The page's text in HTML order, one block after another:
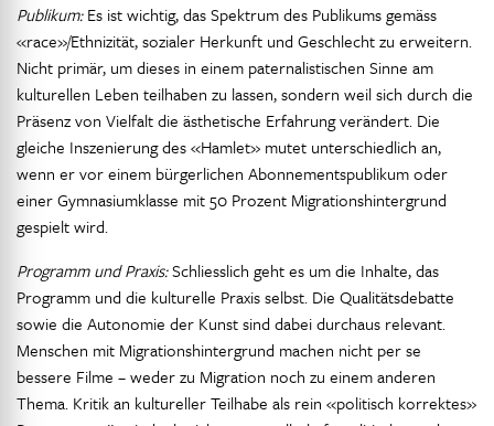
Publikum:Es ist wichtig, das Spektrum des Publikums gemäss
«race»/Ethnizität, sozialer Herkunft und Geschlecht zu erweitern.
Nicht primär, um dieses in einem paternalistischen Sinne am
kulturellen Leben teilhaben zu lassen, sondern weil sich durch die
Präsenz von Vielfalt die ästhetische Erfahrung verändert. Die
gleiche Inszenierung des «Hamlet» mutet unterschiedlich an,
wenn er vor einem bürgerlichen Abonnementspublikum oder
einer Gymnasiumklasse mit 50 Prozent Migrationshintergrund
gespielt wird.
Programm und Praxis:Schliesslich geht es um die Inhalte, das
Programm und die kulturelle Praxis selbst. Die Qualitätsdebatte
sowie die Autonomie der Kunst sind dabei durchaus relevant.
Menschen mit Migrationshintergrund machen nicht per se
bessere Filme – weder zu Migration noch zu einem anderen
Thema. Kritik an kultureller Teilhabe als rein «politisch korrektes»